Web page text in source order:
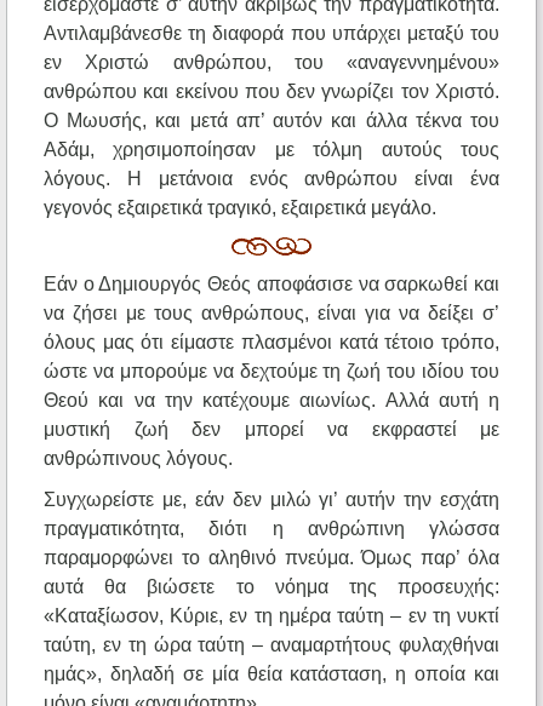
εισερχόμαστε σ’ αυτήν ακριβώς την πραγματικότητα.
Αντιλαμβάνεσθε τη διαφορά που υπάρχει μεταξύ του
εν Χριστώ ανθρώπου, του «αναγεννημένου»
ανθρώπου και εκείνου που δεν γνωρίζει τον Χριστό.
Ο Μωυσής, και μετά απ’ αυτόν και άλλα τέκνα του
Αδάμ, χρησιμοποίησαν με τόλμη αυτούς τους
λόγους. Η μετάνοια ενός ανθρώπου είναι ένα
γεγονός εξαιρετικά τραγικό, εξαιρετικά μεγάλο.
Εάν ο Δημιουργός Θεός αποφάσισε να σαρκωθεί και
να ζήσει με τους ανθρώπους, είναι για να δείξει σ’
όλους μας ότι είμαστε πλασμένοι κατά τέτοιο τρόπο,
ώστε να μπορούμε να δεχτούμε τη ζωή του ιδίου του
Θεού και να την κατέχουμε αιωνίως. Αλλά αυτή η
μυστική ζωή δεν μπορεί να εκφραστεί με
ανθρώπινους λόγους.
Συγχωρείστε με, εάν δεν μιλώ γι’ αυτήν την εσχάτη
πραγματικότητα, διότι η ανθρώπινη γλώσσα
παραμορφώνει το αληθινό πνεύμα. Όμως παρ’ όλα
αυτά θα βιώσετε το νόημα της προσευχής:
«Καταξίωσον, Κύριε, εν τη ημέρα ταύτη – εν τη νυκτί
ταύτη, εν τη ώρα ταύτη – αναμαρτήτους φυλαχθήναι
ημάς», δηλαδή σε μία θεία κατάσταση, η οποία και